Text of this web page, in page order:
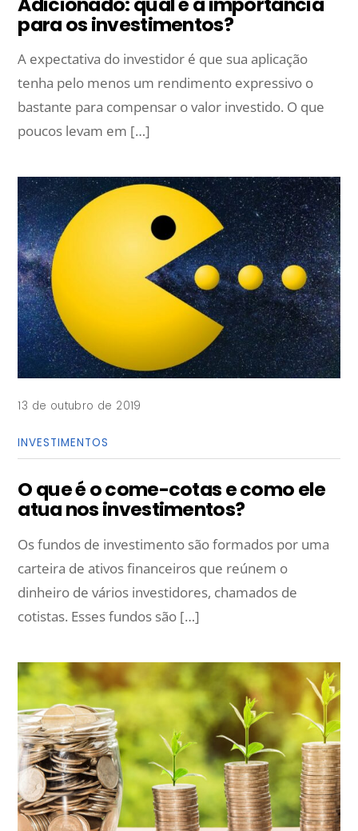
para os investimentos?
A expectativa do investidor é que sua aplicação
tenha pelo menos um rendimento expressivo o
bastante para compensar o valor investido. O que
poucos levam em […]
13 de outubro de 2019
INVESTIMENTOS
O que é o come-cotas e como ele
atua nos investimentos?
Os fundos de investimento são formados por uma
carteira de ativos financeiros que reúnem o
dinheiro de vários investidores, chamados de
cotistas. Esses fundos são […]